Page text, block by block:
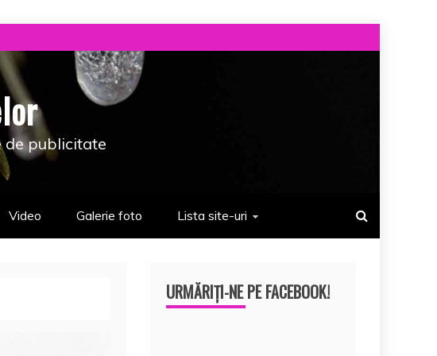
de publicitate
Video Galerie foto Lista site-uri
URMĂRIȚI-NE PE FACEBOOK!